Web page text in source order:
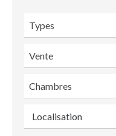
Types
Vente
Chambres
Localisation